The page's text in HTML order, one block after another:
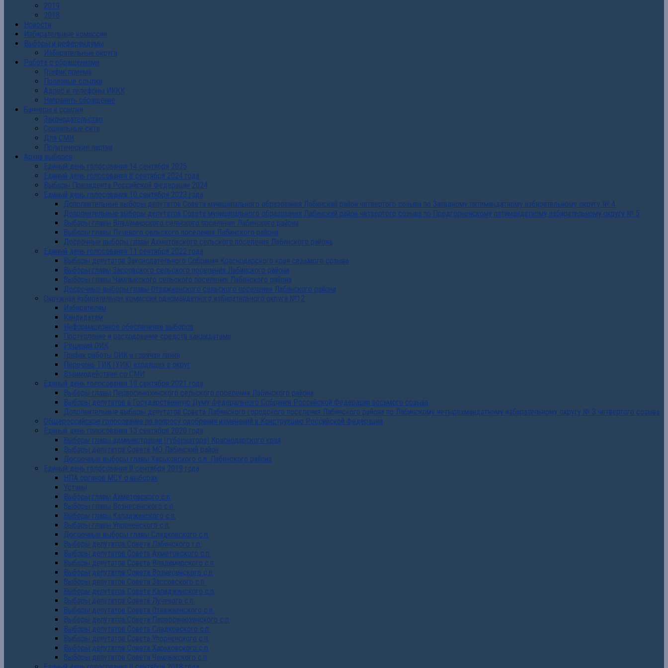
2019
2018
Новости
Избирательные комиссии
Выборы и референдумы
Избирательные округа
Работа с обращениями
График приема
Полезные ссылки
Адрес и телефоны ИККК
Направить обращение
Баннеры и ссылки
Законодательство
Социальные сети
Для СМИ
Политические партии
Архив выборов
Единый день голосования 14 сентября 2025
Единый день голосования 8 сентября 2024 года
Выборы Президента Российской Федерации 2024
Единый день голосования 10 сентября 2023 года
Дополнительные выборы депутатов Совета муниципального образования Лабинский район четвертого созыва по Западному пятимандатному избирательному округу № 4
Дополнительные выборы депутатов Совета муниципального образования Лабинский район четвертого созыва по Предгорненскому пятимандатному избирательному округу № 5
Выборы главы Владимирского сельского поселения Лабинского района
Выборы главы Лучевого сельского поселения Лабинского района
Досрочные выборы главы Ахметовского сельского поселения Лабинского района
Единый день голосования 11 сентября 2022 года
Выборы депутатов Законодательного Собрания Краснодарского края седьмого созыва
Выборы главы Зассовского сельского поселения Лабинского района
Выборы главы Чамлыкского сельского поселения Лабинского района
Досрочные выборы главы Отважненского сельского поселения Лабинского района
Окружная избирательная комиссия одномандатного избирательного округа №12
Избирателям
Кандидатам
Информационное обеспечение выборов
Поступление и расходование средств кандидатами
Решения ОИК
График работы ОИК и горячая линия
Перечень ТИК (УИК) входящих в округ
Взаимодействие со СМИ
Единый день голосования 19 сентября 2021 года
Выборы главы Первосинюхинского сельского поселения Лабинского района
Выборы депутатов в Государственную Думу Федерального Собрания Российской Федерации восьмого созыва
Дополнительные выборы депутатов Совета Лабинского городского поселения Лабинского района по Лабинскому четырехмандатному избирательному округу № 3 четвертого созыва
Общероссийское голосование по вопросу одобрения изменений в Конструкцию Российской Федерации
Единый день голосования 13 сентября 2020 года
Выборы главы администрации (губернатора) Краснодарского края
Выборы депутатов Совета МО Лабинский район
Досрочные выборы главы Харьковского с.п. Лабинского района
Единый день голосования 8 сентября 2019 года
НПА органов МСУ о выборах
Уставы
Выборы главы Ахметовского с.п.
Выборы главы Вознесенского с.п.
Выборы главы Каладжинского с.п.
Выборы главы Упорненского с.п.
Досрочные выборы главы Сладковского с.п.
Выборы депутатов Совета Лабинского г.п.
Выборы депутатов Совета Ахметовского с.п.
Выборы депутатов Совета Владимирского с.п.
Выборы депутатов Совета Вознесенского с.п.
Выборы депутатов Совета Зассовского с.п.
Выборы депутатов Совета Каладжинского с.п.
Выборы депутатов Совета Лучевого с.п.
Выборы депутатов Совета Отважненского с.п.
Выборы депутатов Совета Первосинюхинского с.п.
Выборы депутатов Совета Сладковского с.п.
Выборы депутатов Совета Упорненского с.п.
Выборы депутатов Совета Харьковского с.п.
Выборы депутатов Совета Чамлыкского с.п.